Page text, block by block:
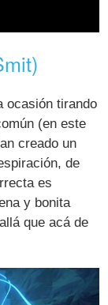
ocasión tirando
(en este
creado un
de
es
y bonita
que acá de